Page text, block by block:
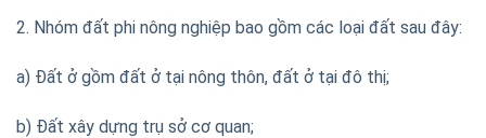
2. Nhóm đất phi nông nghiệp bao gồm các loại đất sau đây:
a) Đất ở gồm đất ở tại nông thôn, đất ở tại đô thị;
b) Đất xây dựng trụ sở cơ quan;